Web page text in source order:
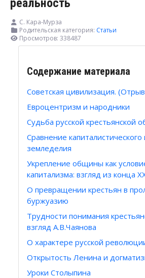
реальность
С. Кара-Мурза
Родительская категория: Статьи
Просмотров: 338487
Содержание материала
Советская цивилизация.
Евроцентризм и народники
Судьба русской крестьянской
Сравнение капиталистического
земледелия
Укрепление общины как
капитализма: взгляд из конца
О превращении крестьян в
буржуазию
Трудности понимания
взгляд А.В.Чаянова
О характере русской
Открытость Ленина и
Уроки Столыпина